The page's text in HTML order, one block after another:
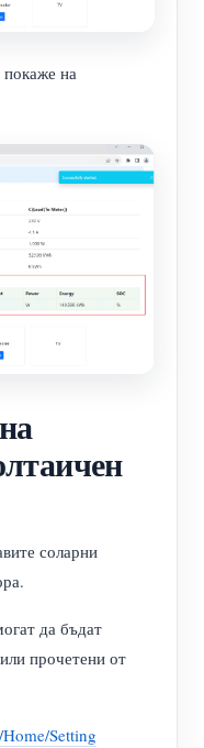
на
соларни
да бъдат
прочетени от
Setting